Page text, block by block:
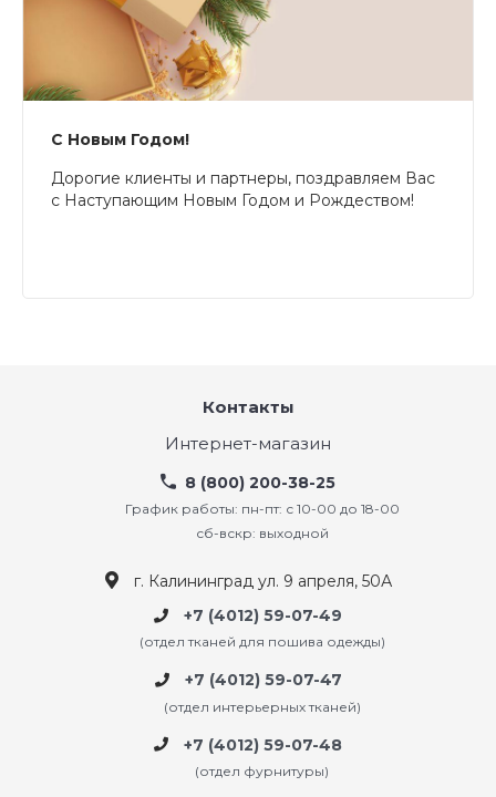
С Новым Годом!
Дорогие клиенты и партнеры, поздравляем Вас
с Наступающим Новым Годом и Рождеством!
Контакты
Интернет-магазин
8 (800) 200-38-25
График работы: пн-пт: с 10-00 до 18-00
сб-вскр: выходной
г. Калининград ул. 9 апреля, 50А
+7 (4012) 59-07-49
(отдел тканей для пошива одежды)
+7 (4012) 59-07-47
(отдел интерьерных тканей)
+7 (4012) 59-07-48
(отдел фурнитуры)